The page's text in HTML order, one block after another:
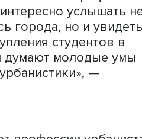
развития НИУ
презентующую
записи